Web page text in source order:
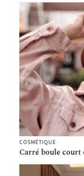
COSMÉTIQUE
Carré boule